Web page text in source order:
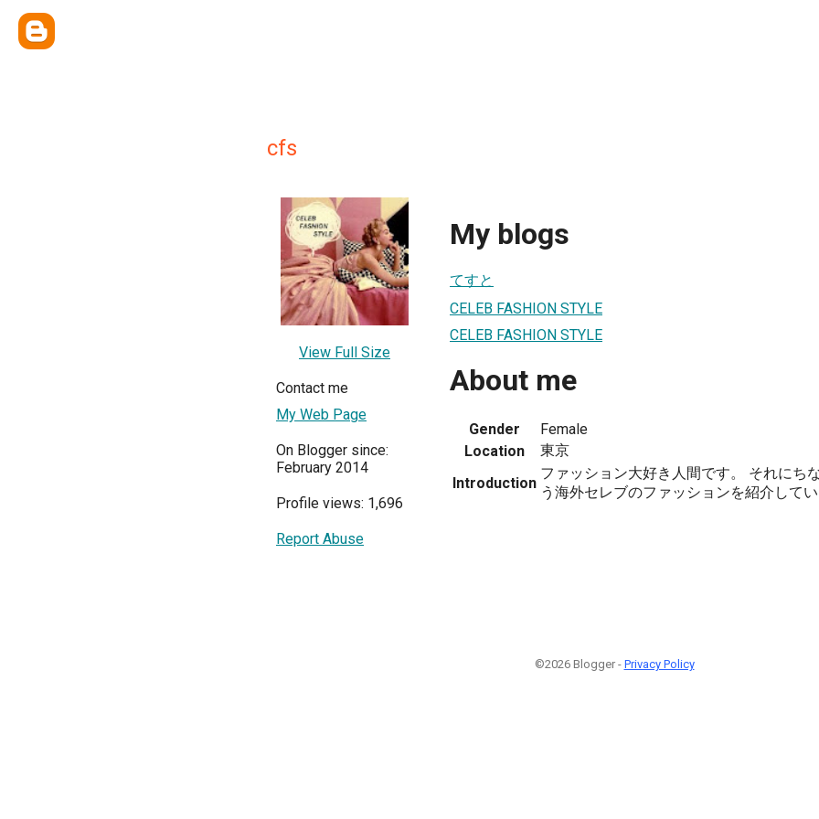
cfs
View Full Size
Contact me
My Web Page
On Blogger since:
February 2014
Profile views: 1,696
Report Abuse
My blogs
てすと
CELEB FASHION STYLE
CELEB FASHION STYLE
About me
Gender
Female
Location
東京
Introduction
ファッション大好き人間です。 それにち
う海外セレブのファッションを紹介してい
©2026 Blogger - Privacy Policy